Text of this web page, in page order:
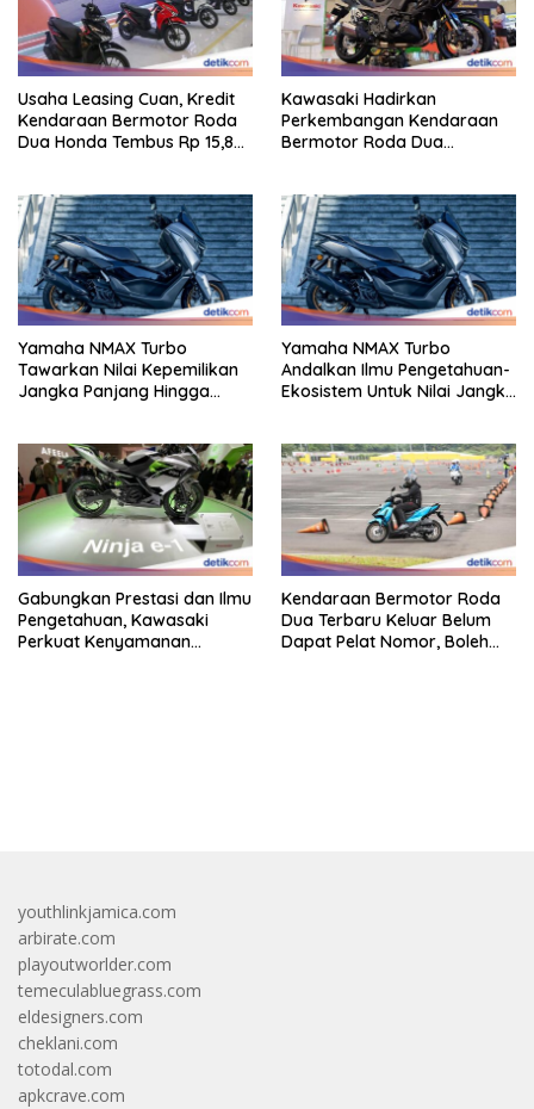
Usaha Leasing Cuan, Kredit
Kendaraan Bermotor Roda
Dua Honda Tembus Rp 15,8
Kawasaki Hadirkan
Perkembangan Kendaraan
Bermotor Roda Dua
Yamaha NMAX Turbo
Tawarkan Nilai Kepemilikan
Jangka Panjang Hingga
Yamaha NMAX Turbo
Andalkan Ilmu Pengetahuan-
Ekosistem Untuk Nilai Jangka
Gabungkan Prestasi dan Ilmu
Pengetahuan, Kawasaki
Perkuat Kenyamanan
Kendaraan Bermotor Roda
Dua Terbaru Keluar Belum
Dapat Pelat Nomor, Boleh
youthlinkjamica.com
arbirate.com
playoutworlder.com
temeculabluegrass.com
eldesigners.com
cheklani.com
totodal.com
apkcrave.com